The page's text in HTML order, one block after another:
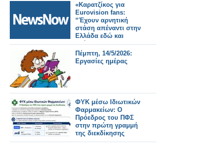
«Καρατζίκος για
Eurovision fans:
“Έχουν αρνητική
στάση απέναντι στην
Ελλάδα εδώ και
χρόνια”»
Πέμπτη, 14/5/2026:
Εργασίες ημέρας
ΦΥΚ μέσω Ιδιωτικών
Φαρμακείων: Ο
Πρόεδρος του ΠΦΣ
στην πρώτη γραμμή
της διεκδίκησης